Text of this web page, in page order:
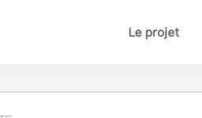
Le projet